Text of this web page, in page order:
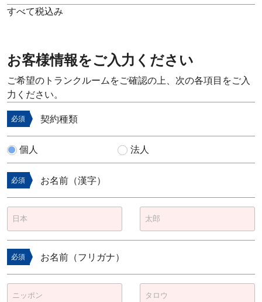
すべて税込み
お客様情報をご入力ください
ご希望のトランクルームをご確認の上、次の各項目をご入
力ください。
必須 契約種類
個人 法人
必須 お名前（漢字）
必須 お名前（フリガナ）